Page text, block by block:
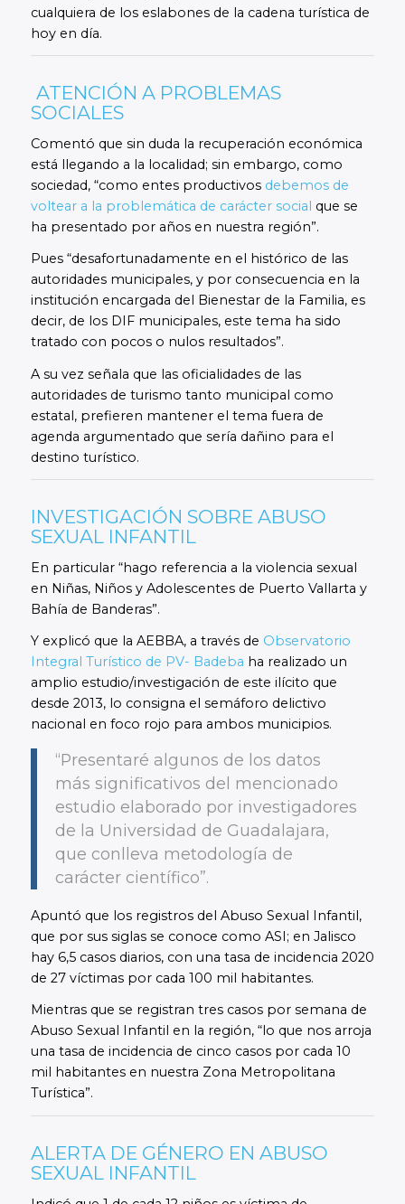
cualquiera de los eslabones de la cadena turística de
hoy en día.
ATENCIÓN A PROBLEMAS
SOCIALES
Comentó que sin duda la recuperación económica
está llegando a la localidad; sin embargo, como
sociedad, “como entes productivos debemos de
voltear a la problemática de carácter social que se
ha presentado por años en nuestra región”.
Pues “desafortunadamente en el histórico de las
autoridades municipales, y por consecuencia en la
institución encargada del Bienestar de la Familia, es
decir, de los DIF municipales, este tema ha sido
tratado con pocos o nulos resultados”.
A su vez señala que las oficialidades de las
autoridades de turismo tanto municipal como
estatal, prefieren mantener el tema fuera de
agenda argumentado que sería dañino para el
destino turístico.
INVESTIGACIÓN SOBRE ABUSO
SEXUAL INFANTIL
En particular “hago referencia a la violencia sexual
en Niñas, Niños y Adolescentes de Puerto Vallarta y
Bahía de Banderas”.
Y explicó que la AEBBA, a través de Observatorio
Integral Turístico de PV- Badeba ha realizado un
amplio estudio/investigación de este ilícito que
desde 2013, lo consigna el semáforo delictivo
nacional en foco rojo para ambos municipios.
“Presentaré algunos de los datos
más significativos del mencionado
estudio elaborado por investigadores
de la Universidad de Guadalajara,
que conlleva metodología de
carácter científico”.
Apuntó que los registros del Abuso Sexual Infantil,
que por sus siglas se conoce como ASI; en Jalisco
hay 6,5 casos diarios, con una tasa de incidencia 2020
de 27 víctimas por cada 100 mil habitantes.
Mientras que se registran tres casos por semana de
Abuso Sexual Infantil en la región, “lo que nos arroja
una tasa de incidencia de cinco casos por cada 10
mil habitantes en nuestra Zona Metropolitana
Turística”.
ALERTA DE GÉNERO EN ABUSO
SEXUAL INFANTIL